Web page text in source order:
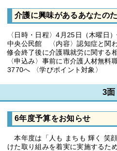
介護に興味があるあなたの
〈日時・日程〉4月25日（木曜日
中央公民館 〈内容〉認知症と関
修会終了後に介護職就労に関す
〈申込み〉事前に市介護人材無
3770へ 〈学びポイント対象〉
3面
6年度予算をお知らせ
本年度は「人も まちも 輝く 笑
けた取り組みを着実に実施するた